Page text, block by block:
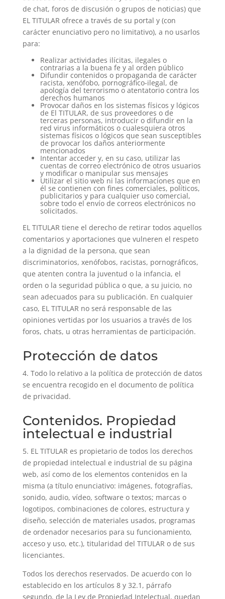
de chat, foros de discusión o grupos de noticias) que
EL TITULAR ofrece a través de su portal y (con
carácter enunciativo pero no limitativo), a no usarlos
para:
Realizar actividades ilícitas, ilegales o
contrarias a la buena fe y al orden público
Difundir contenidos o propaganda de carácter
racista, xenófobo, pornográfico-ilegal, de
apología del terrorismo o atentatorio contra los
derechos humanos
Provocar daños en los sistemas físicos y lógicos
de El TITULAR, de sus proveedores o de
terceras personas, introducir o difundir en la
red virus informáticos o cualesquiera otros
sistemas físicos o lógicos que sean susceptibles
de provocar los daños anteriormente
mencionados
Intentar acceder y, en su caso, utilizar las
cuentas de correo electrónico de otros usuarios
y modificar o manipular sus mensajes
Utilizar el sitio web ni las informaciones que en
él se contienen con fines comerciales, políticos,
publicitarios y para cualquier uso comercial,
sobre todo el envío de correos electrónicos no
solicitados.
EL TITULAR tiene el derecho de retirar todos aquellos
comentarios y aportaciones que vulneren el respeto
a la dignidad de la persona, que sean
discriminatorios, xenófobos, racistas, pornográficos,
que atenten contra la juventud o la infancia, el
orden o la seguridad pública o que, a su juicio, no
sean adecuados para su publicación. En cualquier
caso, EL TITULAR no será responsable de las
opiniones vertidas por los usuarios a través de los
foros, chats, u otras herramientas de participación.
Protección de datos
4. Todo lo relativo a la política de protección de datos
se encuentra recogido en el documento de política
de privacidad.
Contenidos. Propiedad
intelectual e industrial
5. EL TITULAR es propietario de todos los derechos
de propiedad intelectual e industrial de su página
web, así como de los elementos contenidos en la
misma (a título enunciativo: imágenes, fotografías,
sonido, audio, vídeo, software o textos; marcas o
logotipos, combinaciones de colores, estructura y
diseño, selección de materiales usados, programas
de ordenador necesarios para su funcionamiento,
acceso y uso, etc.), titularidad del TITULAR o de sus
licenciantes.
Todos los derechos reservados. De acuerdo con lo
establecido en los artículos 8 y 32.1, párrafo
segundo, de la Ley de Propiedad Intelectual, quedan